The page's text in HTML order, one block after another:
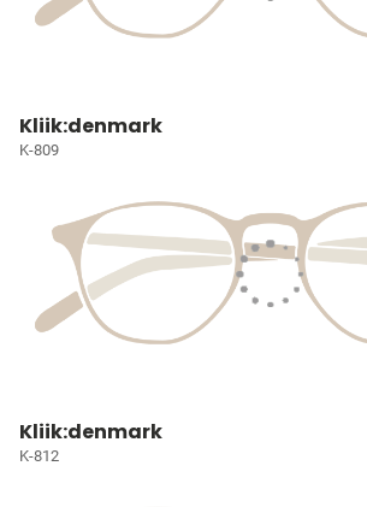
Kliik:denmark
K-809
Kliik:denmark
K-812